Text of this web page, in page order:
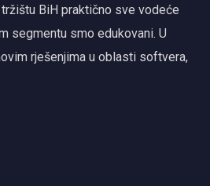
BiH praktično sve vodeće
segmentu smo edukovani. U
rješenjima u oblasti softvera,